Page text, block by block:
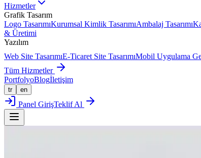
Hizmetler
Grafik Tasarım
Logo TasarımıKurumsal Kimlik TasarımıAmbalaj Tasarımı
& Üretimi
Yazılım
Web Site TasarımıE-Ticaret Site TasarımıMobil Uygulama
Tüm Hizmetler
PortfolyoBlogİletişim
tr en
Panel GirişTeklif Al